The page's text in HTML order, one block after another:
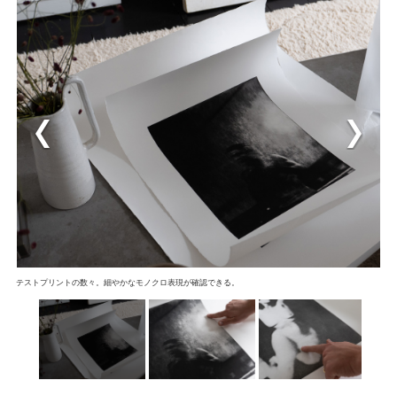
テストプリントの数々。細やかなモノクロ表現が確認できる。